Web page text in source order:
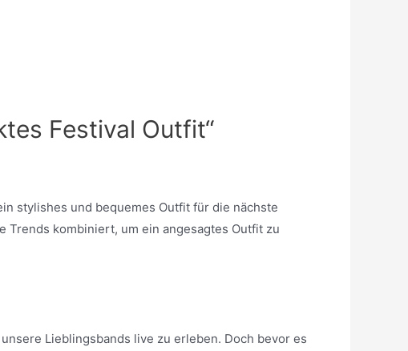
Festival Outfit“
stylishes und bequemes Outfit für die nächste
Trends kombiniert, um ein angesagtes Outfit zu
Lieblingsbands live zu erleben. Doch bevor es